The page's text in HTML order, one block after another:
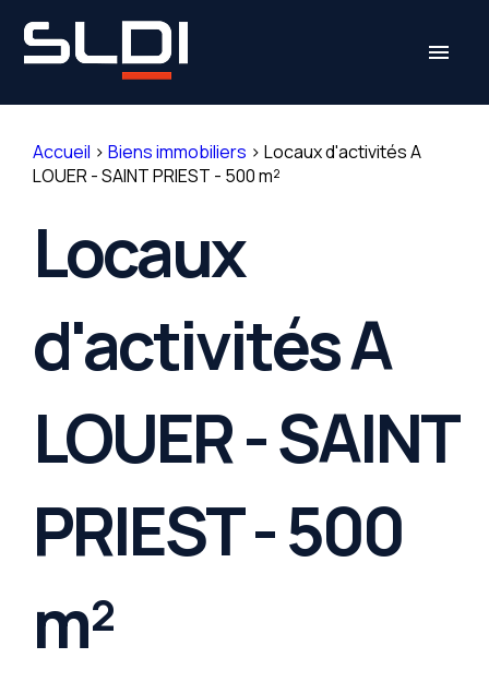
menu
Accueil > Biens immobiliers > Locaux d'activités A
LOUER - SAINT PRIEST - 500 m²
Locaux
d'activités A
LOUER - SAINT
PRIEST - 500
m²